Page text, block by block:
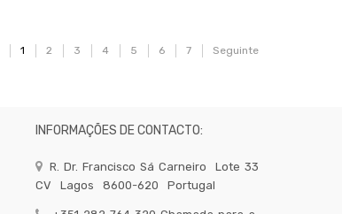
1 2 3 4 5 6 7 Seguinte
INFORMAÇÕES DE CONTACTO:
R. Dr. Francisco Sá Carneiro
Lote 33
CV
Lagos 8600-620 Portugal